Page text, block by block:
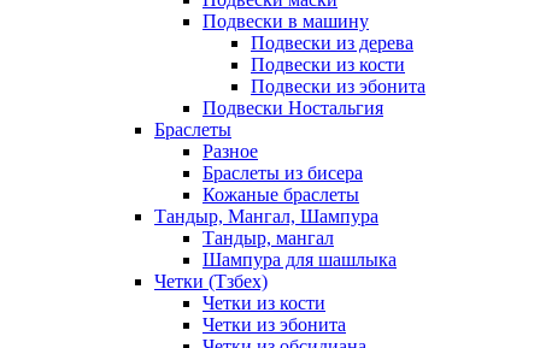
Подвески в машину
Подвески из дерева
Подвески из кости
Подвески из эбонита
Подвески Ностальгия
Браслеты
Разное
Браслеты из бисера
Кожаные браслеты
Тандыр, Мангал, Шампура
Тандыр, мангал
Шампура для шашлыка
Четки (Тзбех)
Четки из кости
Четки из эбонита